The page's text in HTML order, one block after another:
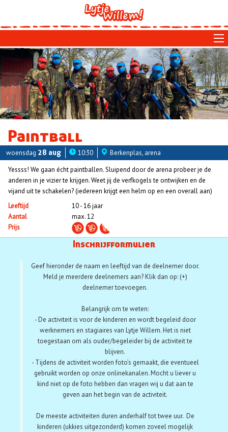
main
Paintball
woensdag 28 aug 10:30
Berkenplas, arena
Yessss! We gaan écht paintballen. Sluipend door de arena probeer je de
anderen in je vizier te krijgen. Weet jij de verfkogels te ontwijken en de
vijand uit te schakelen? (iedereen krijgt een helm op en een overall aan)
Leeftijd
10 - 16 jaar
Aantal
max. 12
Prijs
Inschrijfformulier
Geef hieronder de naam en leeftijd van de deelnemer door.
Meld je meerdere deelnemers aan? Klik dan op: (+)
deelnemer toevoegen.
Belangrijk om te weten:
- De activiteit is voor de kinderen en wordt begeleid door
werknemers en stagiaires van Lytje Willem. Het is niet
toegestaan om als ouder/begeleider bij de activiteit te
blijven.
- Tijdens de activiteit worden foto’s gemaakt, die eventueel
gebruikt worden op onze onlinekanalen. Mocht u liever u
kind niet op de foto hebben dan vragen wij u dat aan te
geven aan het begin van de activiteit.
De meeste activiteiten duren anderhalf tot twee uur. De
kinderen (ukkies uitgezonderd) komen zoveel mogelijk